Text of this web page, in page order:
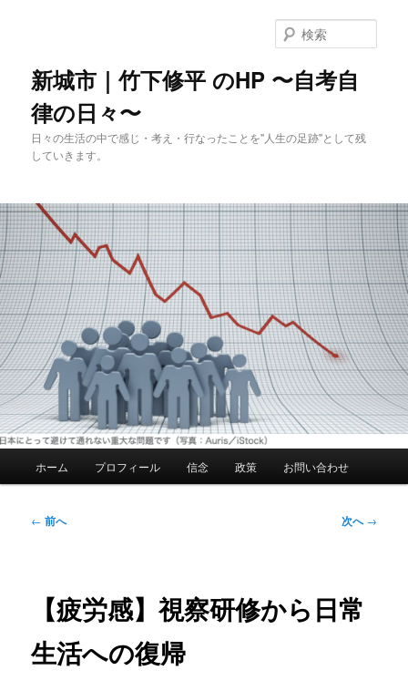
動
新城市｜竹下修平 のHP 〜自考自
律の日々〜
日々の生活の中で感じ・考え・行なったことを"人生の足跡"として残
していきます。
索
ホーム プロフィール 信念 政策 お問い合わせ
投
ョ
← 前へ 次へ→
【疲労感】視察研修から日常
生活への復帰